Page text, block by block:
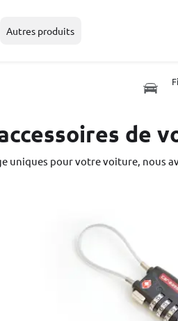
Autres produits
de
uniques pour votre voiture, nous